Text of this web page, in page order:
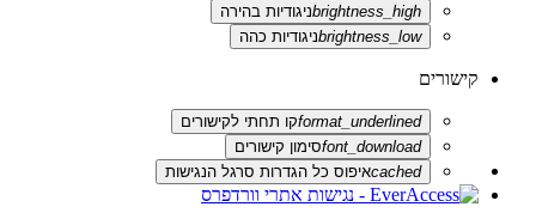
brightness_highניגודיות בהירה
brightness_lowניגודיות כהה
קישורים
format_underlinedקו תחתי לקישורים
font_downloadסימון קישורים
cachedאיפוס כל הגדרות סרגל הנגישות